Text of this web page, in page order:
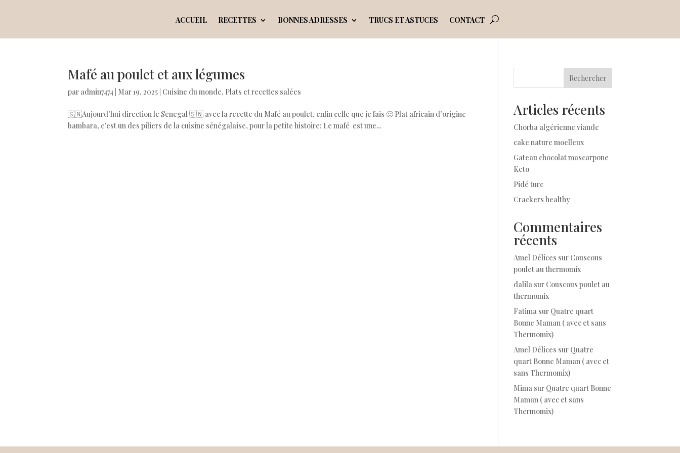
ACCUEIL RECETTES BONNES ADRESSES TRUCS ET ASTUCES CONTACT
Mafé au poulet et aux légumes
par admin7474 Mar 19, 2025 Cuisine du monde, Plats et recettes salées
🇸🇳Aujourd’hui direction le Senegal 🇸🇳 avec la recette du Mafé au poulet, enfin celle que je fais 🙂 Plat africain d’origine
bambara, c’est un des piliers de la cuisine sénégalaise, pour la petite histoire: Le mafé est une...
Rechercher
Articles récents
Chorba algérienne viande
cake nature moelleux
Gateau chocolat mascarpone
Keto
Pidé turc
Crackers healthy
Commentaires
récents
Amel Délices sur Couscous
poulet au thermomix
dalila sur Couscous poulet au
thermomix
Fatima sur Quatre quart
Bonne Maman ( avec et sans
Thermomix)
Amel Délices sur Quatre
quart Bonne Maman ( avec et
sans Thermomix)
Mima sur Quatre quart Bonne
Maman ( avec et sans
Thermomix)